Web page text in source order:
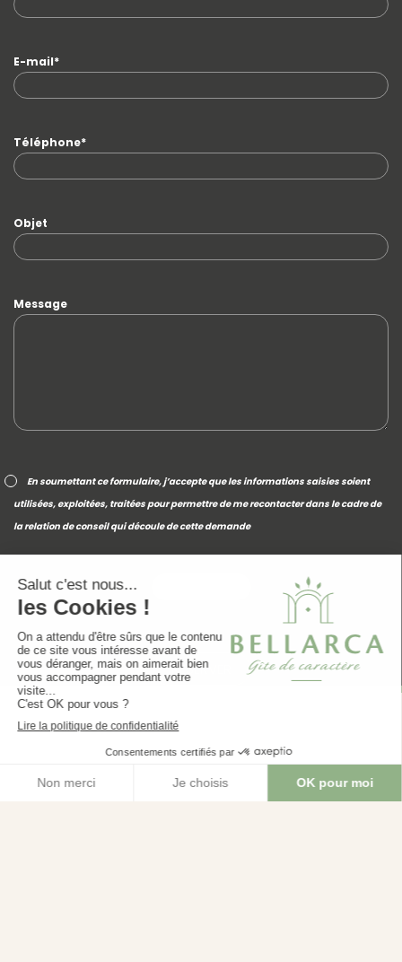
E-mail*
Téléphone*
Objet
Message
En soumettant ce formulaire, j’accepte que les informations saisies soient
utilisées, exploitées, traitées pour permettre de me recontacter dans le cadre de
la relation de conseil qui découle de cette demande
RÉSERVER